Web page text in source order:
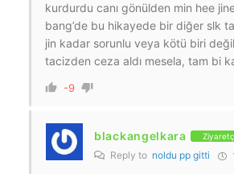
kurdurdu canı gönülden min hee
bang’de bu hikayede bir diğer slk
jin kadar sorunlu veya kötü biri
tacizden ceza aldı mesela, tam bi
-9
blackangelkara
Reply to noldu pp gitti